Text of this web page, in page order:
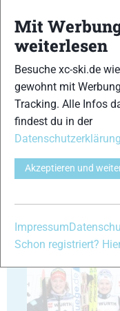
21
Mit
weiterlesen
Besuche xc-ski.de wie
gewohnt mit
Tracking. Alle Infos
findest du in der
Datenschutzerklärung
Akzeptieren und
Impressum
Schon registriert?